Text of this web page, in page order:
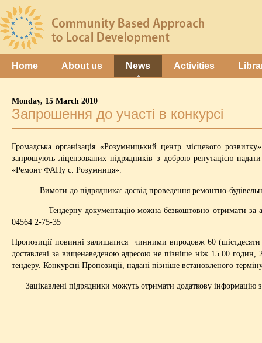
Home About us News Activities
Monday, 15 March 2010
Запрошення до участі в конкурсі
Громадська організація «Розумницький центр місцевого
запрошують ліцензованих підрядників з доброю репутацією
«Ремонт ФАПу с. Розумниця».
Вимоги до підрядника: досвід проведення ремонтно-
Тендерну документацію можна безкоштовно отримати за
04564 2-75-35
Пропозиції повинні залишатися чинними впродовж 60 (шістдесяти
доставлені за вищенаведеною адресою не пізніше ніж 15.00 годин,
тендеру. Конкурсні Пропозиції, надані пізніше встановленого
Зацікавлені підрядники можуть отримати додаткову